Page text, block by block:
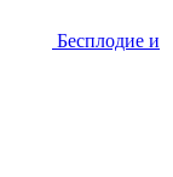
Бесплодие и